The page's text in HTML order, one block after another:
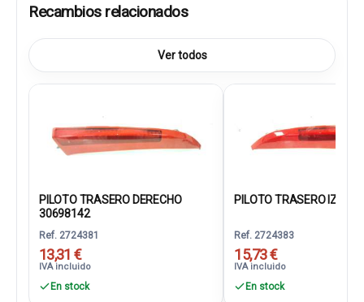
Recambios relacionados
Ver todos
PILOTO TRASERO DERECHO
30698142
Ref. 2724381
13,31 €
IVA incluido
En stock
PILOTO TRASERO
Ref. 2724383
15,73 €
IVA incluido
En stock